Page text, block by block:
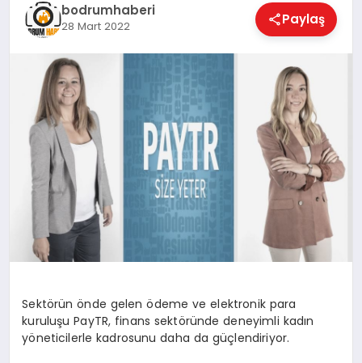
SPOR
MUĞLA
☰
bodrumhaberi
28 Mart 2022 Paylaş
Sektörün önde gelen ödeme ve elektronik para
kuruluşu PayTR, finans sektöründe deneyimli kadın
yöneticilerle kadrosunu daha da güçlendiriyor.